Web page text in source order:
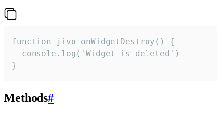
function jivo_onWidgetDestroy() {
  console.log('Widget is deleted')
}
Methods#